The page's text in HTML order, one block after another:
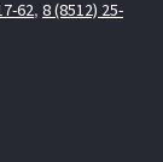
62, 8 (8512) 25-